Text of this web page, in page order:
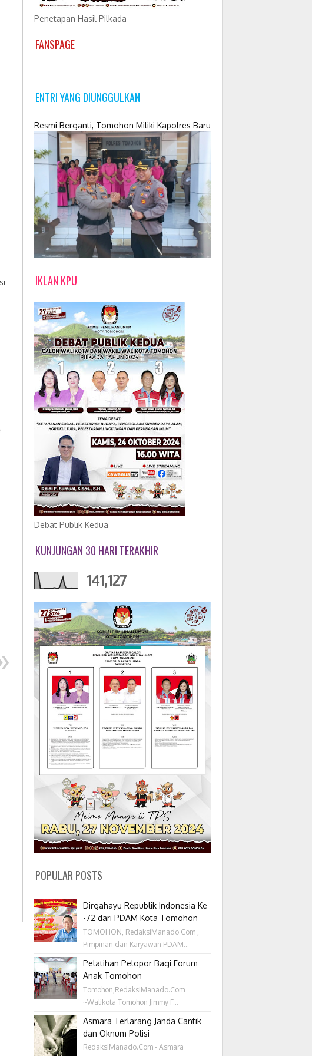
Penetapan Hasil Pilkada
FANSPAGE
ENTRI YANG DIUNGGULKAN
Resmi Berganti, Tomohon Miliki Kapolres Baru
IKLAN KPU
Debat Publik Kedua
KUNJUNGAN 30 HARI TERAKHIR
141,127
POPULAR POSTS
Dirgahayu Republik Indonesia Ke
-72 dari PDAM Kota Tomohon
TOMOHON, RedaksiManado.Com ,
Pimpinan dan Karyawan PDAM...
Pelatihan Pelopor Bagi Forum
Anak Tomohon
Tomohon,RedaksiManado.Com
~Walikota Tomohon Jimmy F...
Asmara Terlarang Janda Cantik
dan Oknum Polisi
RedaksiManado.Com - Asmara